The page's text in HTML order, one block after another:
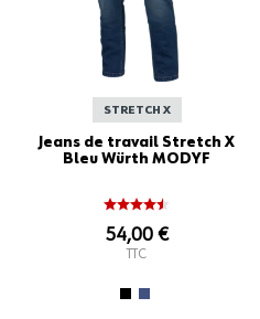
STRETCH X
Jeans de travail Stretch X
Bleu Würth MODYF
54,00 €
TTC